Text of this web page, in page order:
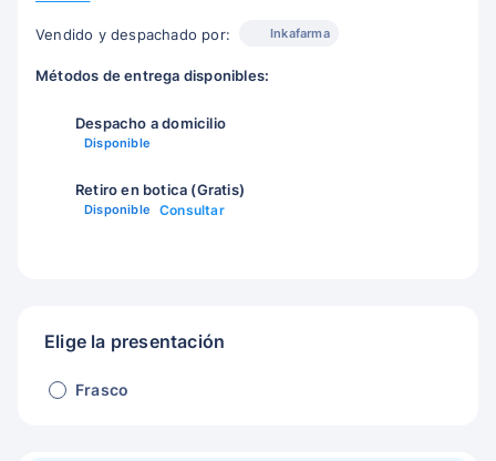
Vendido y despachado por: Inkafarma
Métodos de entrega disponibles:
Despacho a domicilio
Disponible
Retiro en botica (Gratis)
Disponible Consultar
Elige la presentación
Frasco